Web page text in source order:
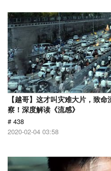
【越哥】这才叫灾难大片，致
察！深度解读《流感》
# 438
2020-02-04 03:58